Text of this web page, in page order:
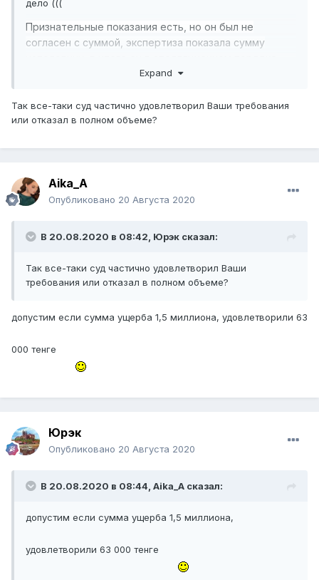
дело (((
Признательные показания есть, но он был не
согласен с суммой, экспертиза показала сумму
обжаловал и выиграл дело (((
Expand
Так все-таки суд частично удовлетворил Ваши требования
или отказал в полном объеме?
Aika_A
Опубликовано 20 Августа 2020
В 20.08.2020 в 08:42, Юрэк сказал:
Так все-таки суд частично удовлетворил Ваши
требования или отказал в полном объеме?
допустим если сумма ущерба 1,5 миллиона, удовлетворили 63
000 тенге
Юрэк
Опубликовано 20 Августа 2020
В 20.08.2020 в 08:44, Aika_A сказал:
допустим если сумма ущерба 1,5 миллиона,
удовлетворили 63 000 тенге